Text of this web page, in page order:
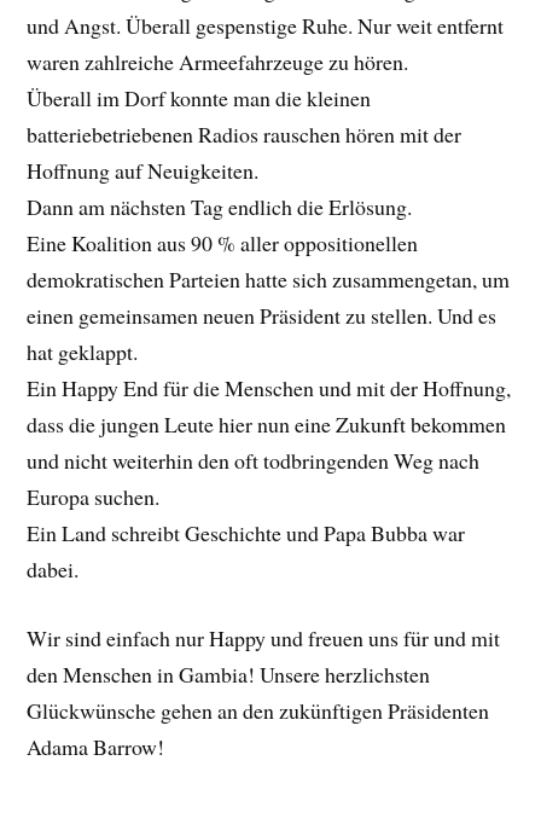
und Angst. Überall gespenstige Ruhe. Nur weit entfernt
waren zahlreiche Armeefahrzeuge zu hören.
Überall im Dorf konnte man die kleinen
batteriebetriebenen Radios rauschen hören mit der
Hoffnung auf Neuigkeiten.
Dann am nächsten Tag endlich die Erlösung.
Eine Koalition aus 90 % aller oppositionellen
demokratischen Parteien hatte sich zusammengetan, um
einen gemeinsamen neuen Präsident zu stellen. Und es
hat geklappt.
Ein Happy End für die Menschen und mit der Hoffnung,
dass die jungen Leute hier nun eine Zukunft bekommen
und nicht weiterhin den oft todbringenden Weg nach
Europa suchen.
Ein Land schreibt Geschichte und Papa Bubba war
dabei.
Wir sind einfach nur Happy und freuen uns für und mit
den Menschen in Gambia! Unsere herzlichsten
Glückwünsche gehen an den zukünftigen Präsidenten
Adama Barrow!